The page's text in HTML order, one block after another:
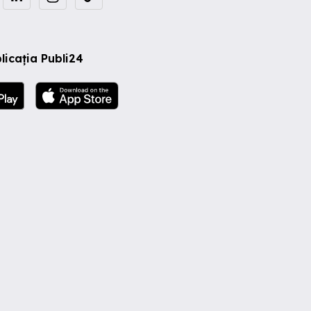
Publi24